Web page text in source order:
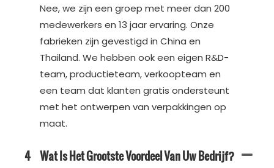
Nee, we zijn een groep met meer dan 200
medewerkers en 13 jaar ervaring. Onze
fabrieken zijn gevestigd in China en
Thailand. We hebben ook een eigen R&D-
team, productieteam, verkoopteam en
een team dat klanten gratis ondersteunt
met het ontwerpen van verpakkingen op
maat.
4 Wat Is Het Grootste Voordeel Van Uw Bedrijf?